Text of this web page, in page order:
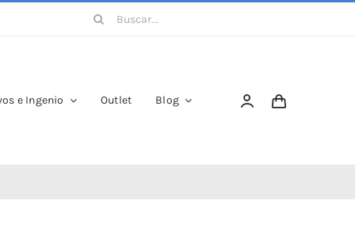
Buscar:
e Ingenio Outlet Blog